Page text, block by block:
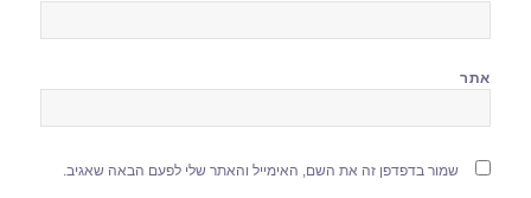
אתר
שמור בדפדפן זה את השם, האימייל והאתר שלי לפעם הבאה שאגיב.